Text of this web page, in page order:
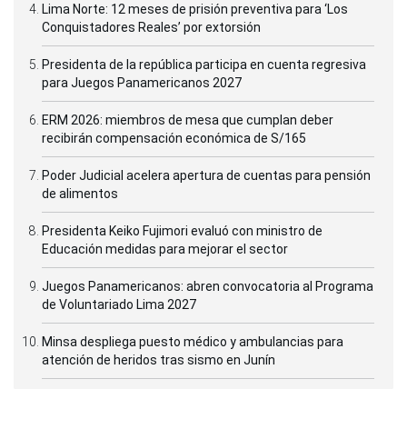
Lima Norte: 12 meses de prisión preventiva para ‘Los
Conquistadores Reales’ por extorsión
Presidenta de la república participa en cuenta regresiva
para Juegos Panamericanos 2027
ERM 2026: miembros de mesa que cumplan deber
recibirán compensación económica de S/165
Poder Judicial acelera apertura de cuentas para pensión
de alimentos
Presidenta Keiko Fujimori evaluó con ministro de
Educación medidas para mejorar el sector
Juegos Panamericanos: abren convocatoria al Programa
de Voluntariado Lima 2027
Minsa despliega puesto médico y ambulancias para
atención de heridos tras sismo en Junín